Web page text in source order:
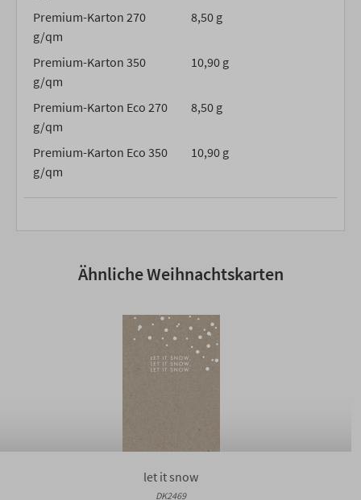
Premium-Karton 270
g/qm
8,50 g
Premium-Karton 350
g/qm
10,90 g
Premium-Karton Eco 270
g/qm
8,50 g
Premium-Karton Eco 350
g/qm
10,90 g
Ähnliche Weihnachtskarten
let it snow
DK2469